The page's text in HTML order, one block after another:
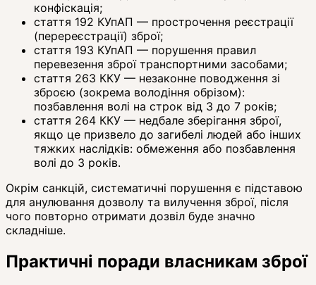
конфіскація;
стаття 192 КУпАП — прострочення реєстрації
(перереєстрації) зброї;
стаття 193 КУпАП — порушення правил
перевезення зброї транспортними засобами;
стаття 263 ККУ — незаконне поводження зі
зброєю (зокрема володіння обрізом):
позбавлення волі на строк від 3 до 7 років;
стаття 264 ККУ — недбале зберігання зброї,
якщо це призвело до загибелі людей або інших
тяжких наслідків: обмеження або позбавлення
волі до 3 років.
Окрім санкцій, систематичні порушення є підставою
для анулювання дозволу та вилучення зброї, після
чого повторно отримати дозвіл буде значно
складніше.
Практичні поради власникам зброї